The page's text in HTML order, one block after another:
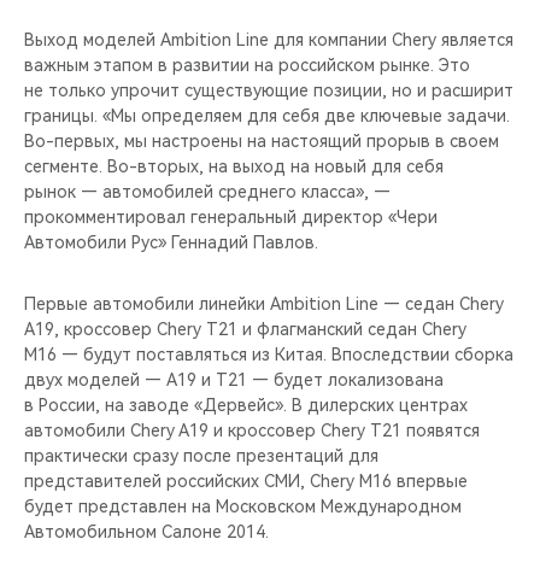
Выход моделей Ambition Line для компании Chery является
важным этапом в развитии на российском рынке. Это
не только упрочит существующие позиции, но и расширит
границы. «Мы определяем для себя две ключевые задачи.
Во-первых, мы настроены на настоящий прорыв в своем
сегменте. Во-вторых, на выход на новый для себя
рынок — автомобилей среднего класса», —
прокомментировал генеральный директор «Чери
Автомобили Рус» Геннадий Павлов.
Первые автомобили линейки Ambition Line — седан Chery
A19, кроссовер Chery T21 и флагманский седан Chery
M16 — будут поставляться из Китая. Впоследствии сборка
двух моделей — A19 и T21 — будет локализована
в России, на заводе «Дервейс». В дилерских центрах
автомобили Chery A19 и кроссовер Chery T21 появятся
практически сразу после презентаций для
представителей российских СМИ, Chery M16 впервые
будет представлен на Московском Международном
Автомобильном Салоне 2014.